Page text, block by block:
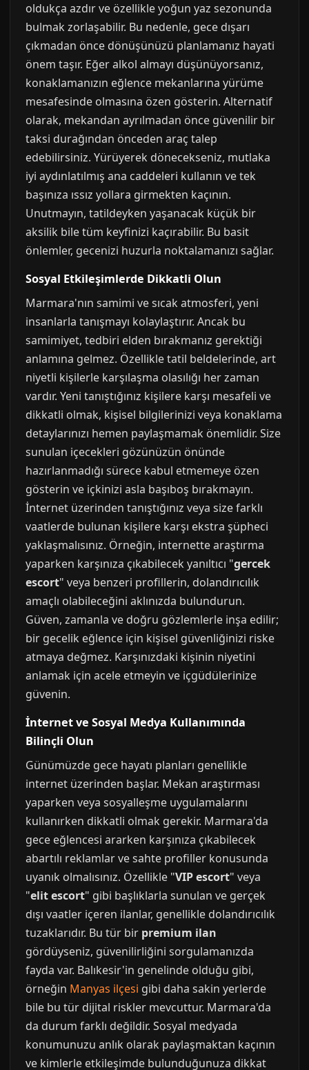
oldukça azdır ve özellikle yoğun yaz sezonunda
bulmak zorlaşabilir. Bu nedenle, gece dışarı
çıkmadan önce dönüşünüzü planlamanız hayati
önem taşır. Eğer alkol almayı düşünüyorsanız,
konaklamanızın eğlence mekanlarına yürüme
mesafesinde olmasına özen gösterin. Alternatif
olarak, mekandan ayrılmadan önce güvenilir bir
taksi durağından önceden araç talep
edebilirsiniz. Yürüyerek dönecekseniz, mutlaka
iyi aydınlatılmış ana caddeleri kullanın ve tek
başınıza ıssız yollara girmekten kaçının.
Unutmayın, tatildeyken yaşanacak küçük bir
aksilik bile tüm keyfinizi kaçırabilir. Bu basit
önlemler, gecenizi huzurla noktalamanızı sağlar.
Sosyal Etkileşimlerde Dikkatli Olun
Marmara'nın samimi ve sıcak atmosferi, yeni
insanlarla tanışmayı kolaylaştırır. Ancak bu
samimiyet, tedbiri elden bırakmanız gerektiği
anlamına gelmez. Özellikle tatil beldelerinde, art
niyetli kişilerle karşılaşma olasılığı her zaman
vardır. Yeni tanıştığınız kişilere karşı mesafeli ve
dikkatli olmak, kişisel bilgilerinizi veya konaklama
detaylarınızı hemen paylaşmamak önemlidir. Size
sunulan içecekleri gözünüzün önünde
hazırlanmadığı sürece kabul etmemeye özen
gösterin ve içkinizi asla başıboş bırakmayın.
İnternet üzerinden tanıştığınız veya size farklı
vaatlerde bulunan kişilere karşı ekstra şüpheci
yaklaşmalısınız. Örneğin, internette araştırma
yaparken karşınıza çıkabilecek yanıltıcı "gercek
escort" veya benzeri profillerin, dolandırıcılık
amaçlı olabileceğini aklınızda bulundurun.
Güven, zamanla ve doğru gözlemlerle inşa edilir;
bir gecelik eğlence için kişisel güvenliğinizi riske
atmaya değmez. Karşınızdaki kişinin niyetini
anlamak için acele etmeyin ve içgüdülerinize
güvenin.
İnternet ve Sosyal Medya Kullanımında
Bilinçli Olun
Günümüzde gece hayatı planları genellikle
internet üzerinden başlar. Mekan araştırması
yaparken veya sosyalleşme uygulamalarını
kullanırken dikkatli olmak gerekir. Marmara'da
gece eğlencesi ararken karşınıza çıkabilecek
abartılı reklamlar ve sahte profiller konusunda
uyanık olmalısınız. Özellikle "VIP escort" veya
"elit escort" gibi başlıklarla sunulan ve gerçek
dışı vaatler içeren ilanlar, genellikle dolandırıcılık
tuzaklarıdır. Bu tür bir premium ilan
gördüyseniz, güvenilirliğini sorgulamanızda
fayda var. Balıkesir'in genelinde olduğu gibi,
örneğin Manyas ilçesi gibi daha sakin yerlerde
bile bu tür dijital riskler mevcuttur. Marmara'da
da durum farklı değildir. Sosyal medyada
konumunuzu anlık olarak paylaşmaktan kaçının
ve kimlerle etkileşimde bulunduğunuza dikkat